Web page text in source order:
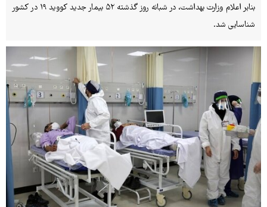
بنابر اعلام وزارت بهداشت، در شبانه روز گذشته ۵۲ بیمار جدید کووید ۱۹ در کشور
شناسایی شد.